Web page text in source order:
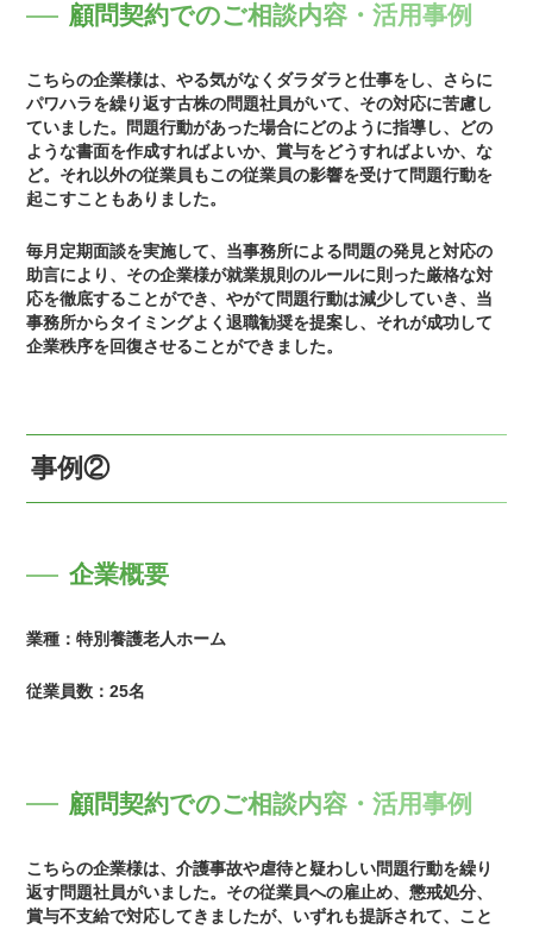
顧問契約でのご相談内容・活用事例
こちらの企業様は、やる気がなくダラダラと仕事をし、さらに
パワハラを繰り返す古株の問題社員がいて、その対応に苦慮し
ていました。問題行動があった場合にどのように指導し、どの
ような書面を作成すればよいか、賞与をどうすればよいか、な
ど。それ以外の従業員もこの従業員の影響を受けて問題行動を
起こすこともありました。
毎月定期面談を実施して、当事務所による問題の発見と対応の
助言により、その企業様が就業規則のルールに則った厳格な対
応を徹底することができ、やがて問題行動は減少していき、当
事務所からタイミングよく退職勧奨を提案し、それが成功して
企業秩序を回復させることができました。
事例②
企業概要
業種：特別養護老人ホーム
従業員数：25名
顧問契約でのご相談内容・活用事例
こちらの企業様は、介護事故や虐待と疑わしい問題行動を繰り
返す問題社員がいました。その従業員への雇止め、懲戒処分、
賞与不支給で対応してきましたが、いずれも提訴されて、こと